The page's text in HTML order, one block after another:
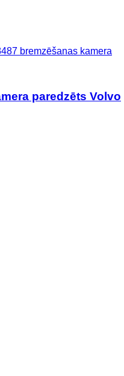
bremzēšanas kamera
paredzēts Volvo